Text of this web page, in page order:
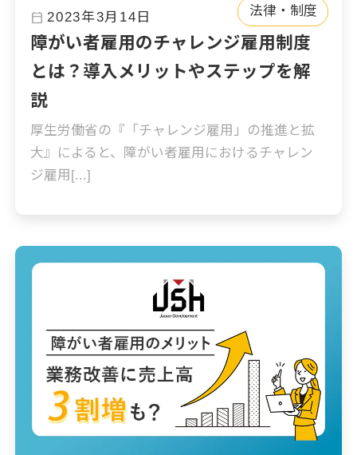
calendar_today 2023年3月14日
障がい者雇用のチャレンジ雇用制度
とは？導入メリットやステップを解
説
厚生労働省の『「チャレンジ雇用」の推進と拡
大』によると、障がい者雇用におけるチャレン
ジ雇用[...]
法律・制度